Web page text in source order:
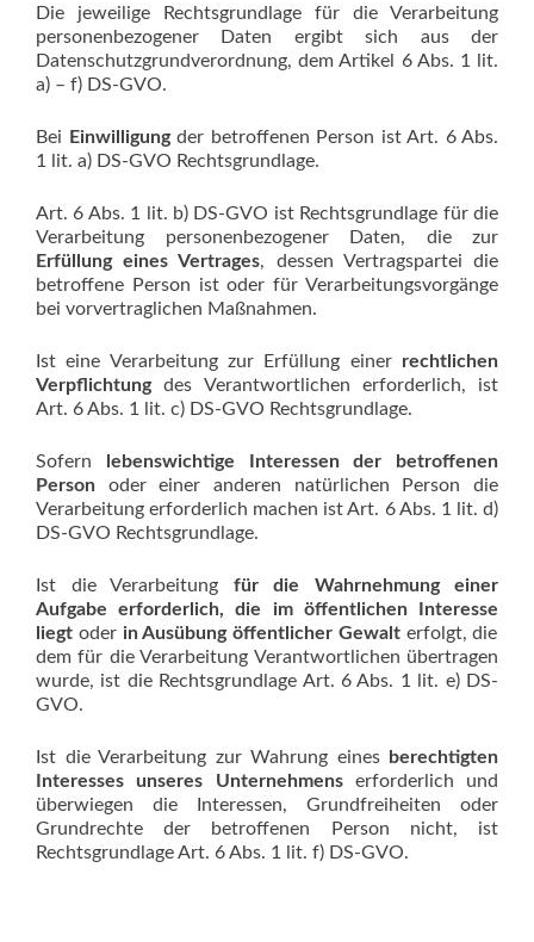
Die jeweilige Rechtsgrundlage für die Verarbeitung
personenbezogener Daten ergibt sich aus der
Datenschutzgrundverordnung, dem Artikel 6 Abs. 1 lit.
a) – f) DS-GVO.
Bei Einwilligungder betroffenen Person ist Art. 6 Abs.
1 lit. a) DS-GVO Rechtsgrundlage.
Art. 6 Abs. 1 lit. b) DS-GVO ist Rechtsgrundlage für die
Verarbeitung personenbezogener Daten, die zur
Erfüllung eines Vertrages, dessen Vertragspartei die
betroffene Person ist oder für Verarbeitungsvorgänge
bei vorvertraglichen Maßnahmen.
Ist eine Verarbeitung zur Erfüllung einer rechtlichen
Verpflichtungdes Verantwortlichen erforderlich, ist
Art. 6 Abs. 1 lit. c) DS-GVO Rechtsgrundlage.
Sofern lebenswichtige
Interessen der betroffenen
Person oder einer anderen natürlichen Person die
Verarbeitung erforderlich machen ist Art. 6 Abs. 1 lit. d)
DS-GVO Rechtsgrundlage.
Ist die Verarbeitung für die Wahrnehmung einer
Aufgabeerforderlich, die im öffentlichen Interesse
liegt oder in Ausübung öffentlicher Gewalterfolgt, die
dem für die Verarbeitung Verantwortlichen übertragen
wurde, ist die Rechtsgrundlage Art. 6 Abs. 1 lit. e) DS-
GVO.
Ist die Verarbeitung zur Wahrung eines
berechtigten
Interesses unseres Unternehmenserforderlich und
überwiegen die Interessen, Grundfreiheiten oder
Grundrechte der betroffenen Person nicht, ist
Rechtsgrundlage Art. 6 Abs. 1 lit. f) DS-GVO.